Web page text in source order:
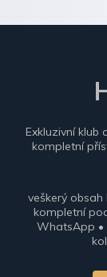
Exkluzivní klub
kompletní
veškerý obsah
kompletní
WhatsApp •